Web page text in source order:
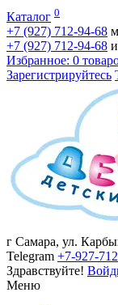
Каталог 0
+7 (927) 712-94-68
+7 (927) 712-94-68
Избранное: 0
Зарегистрируйтесь
г Самара, ул.
Telegram +7-927-
Здравствуйте!
Меню